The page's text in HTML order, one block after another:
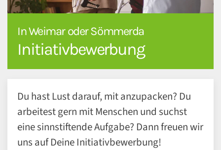
In Weimar oder Sömmerda
Initiativbewerbung
Du hast Lust darauf, mit anzupacken? Du
arbeitest gern mit Menschen und suchst
eine sinnstiftende Aufgabe? Dann freuen wir
uns auf Deine Initiativbewerbung!